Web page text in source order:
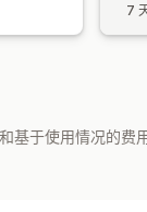
7
基于使用情况的费